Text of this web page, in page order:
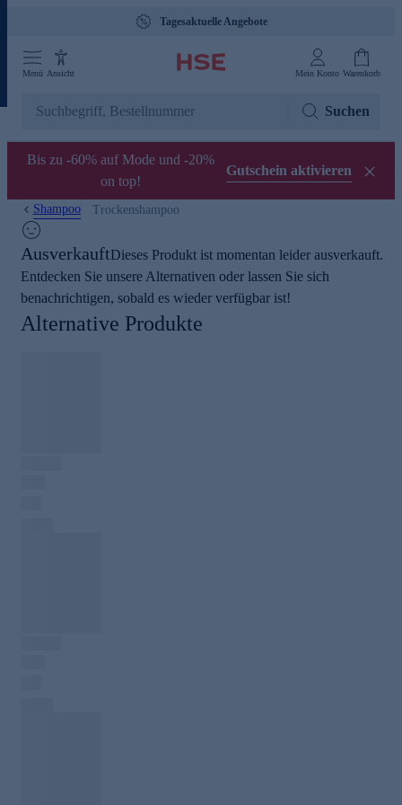
Tagesaktuelle Angebote
Menü Ansicht Mein Konto Warenkorb
Suchen
Bis zu -60% auf Mode und -20%
on top!
Gutschein aktivieren
Shampoo Trockenshampoo
AusverkauftDieses Produkt ist momentan leider ausverkauft.
Entdecken Sie unsere Alternativen oder lassen Sie sich
benachrichtigen, sobald es wieder verfügbar ist!
Alternative Produkte